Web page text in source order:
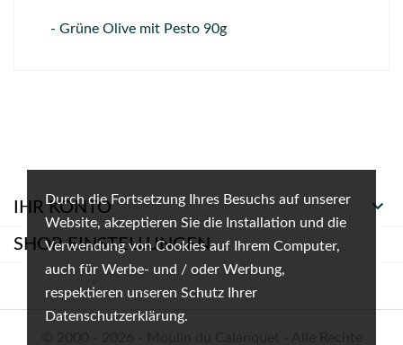
Durch die Fortsetzung Ihres Besuchs auf unserer
Website, akzeptieren Sie die Installation und die
Verwendung von Cookies auf Ihrem Computer,
auch für Werbe- und / oder Werbung,
respektieren unseren Schutz Ihrer
Datenschutzerklärung.
- Grüne Olive mit Pesto 90g
IHR KONTO 
SHOP-EINSTELLUNGEN